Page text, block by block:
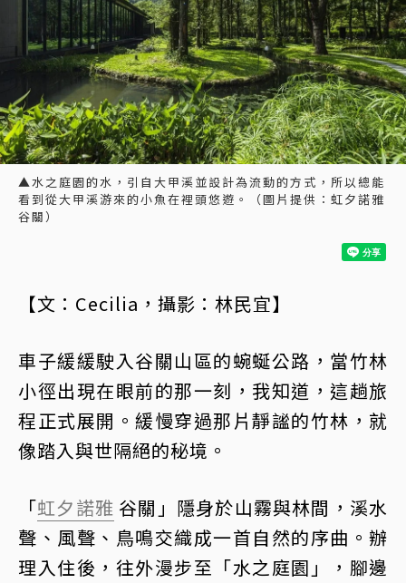
▲水之庭園的水，引自大甲溪並設計為流動的方式，所以總能
看到從大甲溪游來的小魚在裡頭悠遊。（圖片提供：虹夕諾雅
谷關）
【文：Cecilia，攝影：林民宜】
車子緩緩駛入谷關山區的蜿蜒公路，當竹林
小徑出現在眼前的那一刻，我知道，這趟旅
程正式展開。緩慢穿過那片靜謐的竹林，就
像踏入與世隔絕的秘境。
「虹夕諾雅 谷關」隱身於山霧與林間，溪水
聲、風聲、鳥鳴交織成一首自然的序曲。辦
理入住後，往外漫步至「水之庭園」，腳邊